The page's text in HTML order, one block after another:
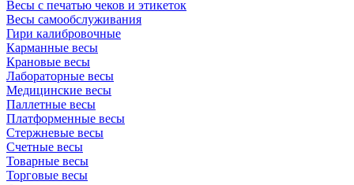
Весы с печатью чеков и этикеток
Весы самообслуживания
Гири калибровочные
Карманные весы
Крановые весы
Лабораторные весы
Медицинские весы
Паллетные весы
Платформенные весы
Стержневые весы
Счетные весы
Товарные весы
Торговые весы